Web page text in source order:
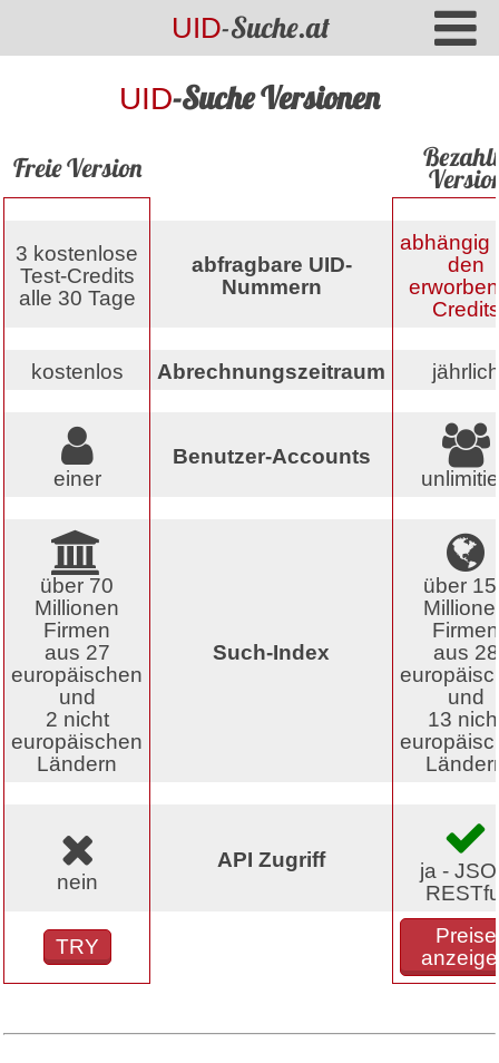
UID-Suche.at
UID-Suche Versionen
Freie Version
3 kostenlose
Test-Credits
alle 30 Tage
abfragbare UID-
Nummern
abhängig
den
Credits
kostenlos Abrechnungszeitraum jährlich
einer
Benutzer-Accounts
über 70
Millionen
Firmen
aus 27
europäischen
und
2 nicht
europäischen
Ländern
Such-Index
über
Firmen
aus 28
und
13
nein
API Zugriff
ja -
TRY
Preise